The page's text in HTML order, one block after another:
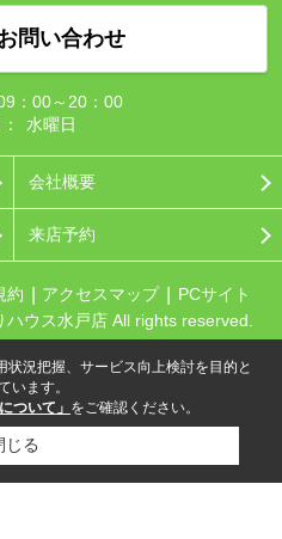
問い合わせ
：00～20：00
水曜日
会社概要
来店予約
約 アクセスマップ
PCサイト
ウス水戸店 All rights reserved.
況把握、サービス向上検討を目的と
います。
ついて」 をご確認ください。
じる